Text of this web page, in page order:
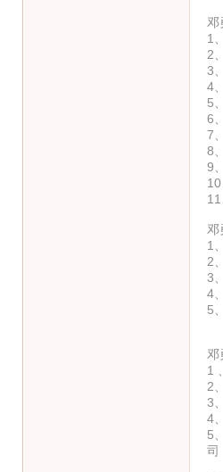
邓
1
2
3
4
5
6
7
8
9
邓
1
2
3
4
5
邓
1
2
3
4
5
司